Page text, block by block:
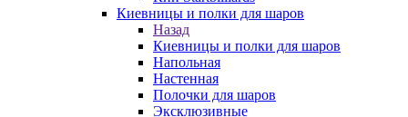
Киевницы и полки для шаров
Назад
Киевницы и полки для шаров
Напольная
Настенная
Полочки для шаров
Эксклюзивные